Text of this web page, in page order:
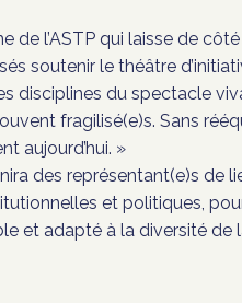
de l’ASTP qui laisse de
soutenir le théâtre
disciplines du spectacle
fragilisé(e)s. Sans
aujourd’hui. »
des représentant(e)s de
et politiques,
et adapté à la diversité de